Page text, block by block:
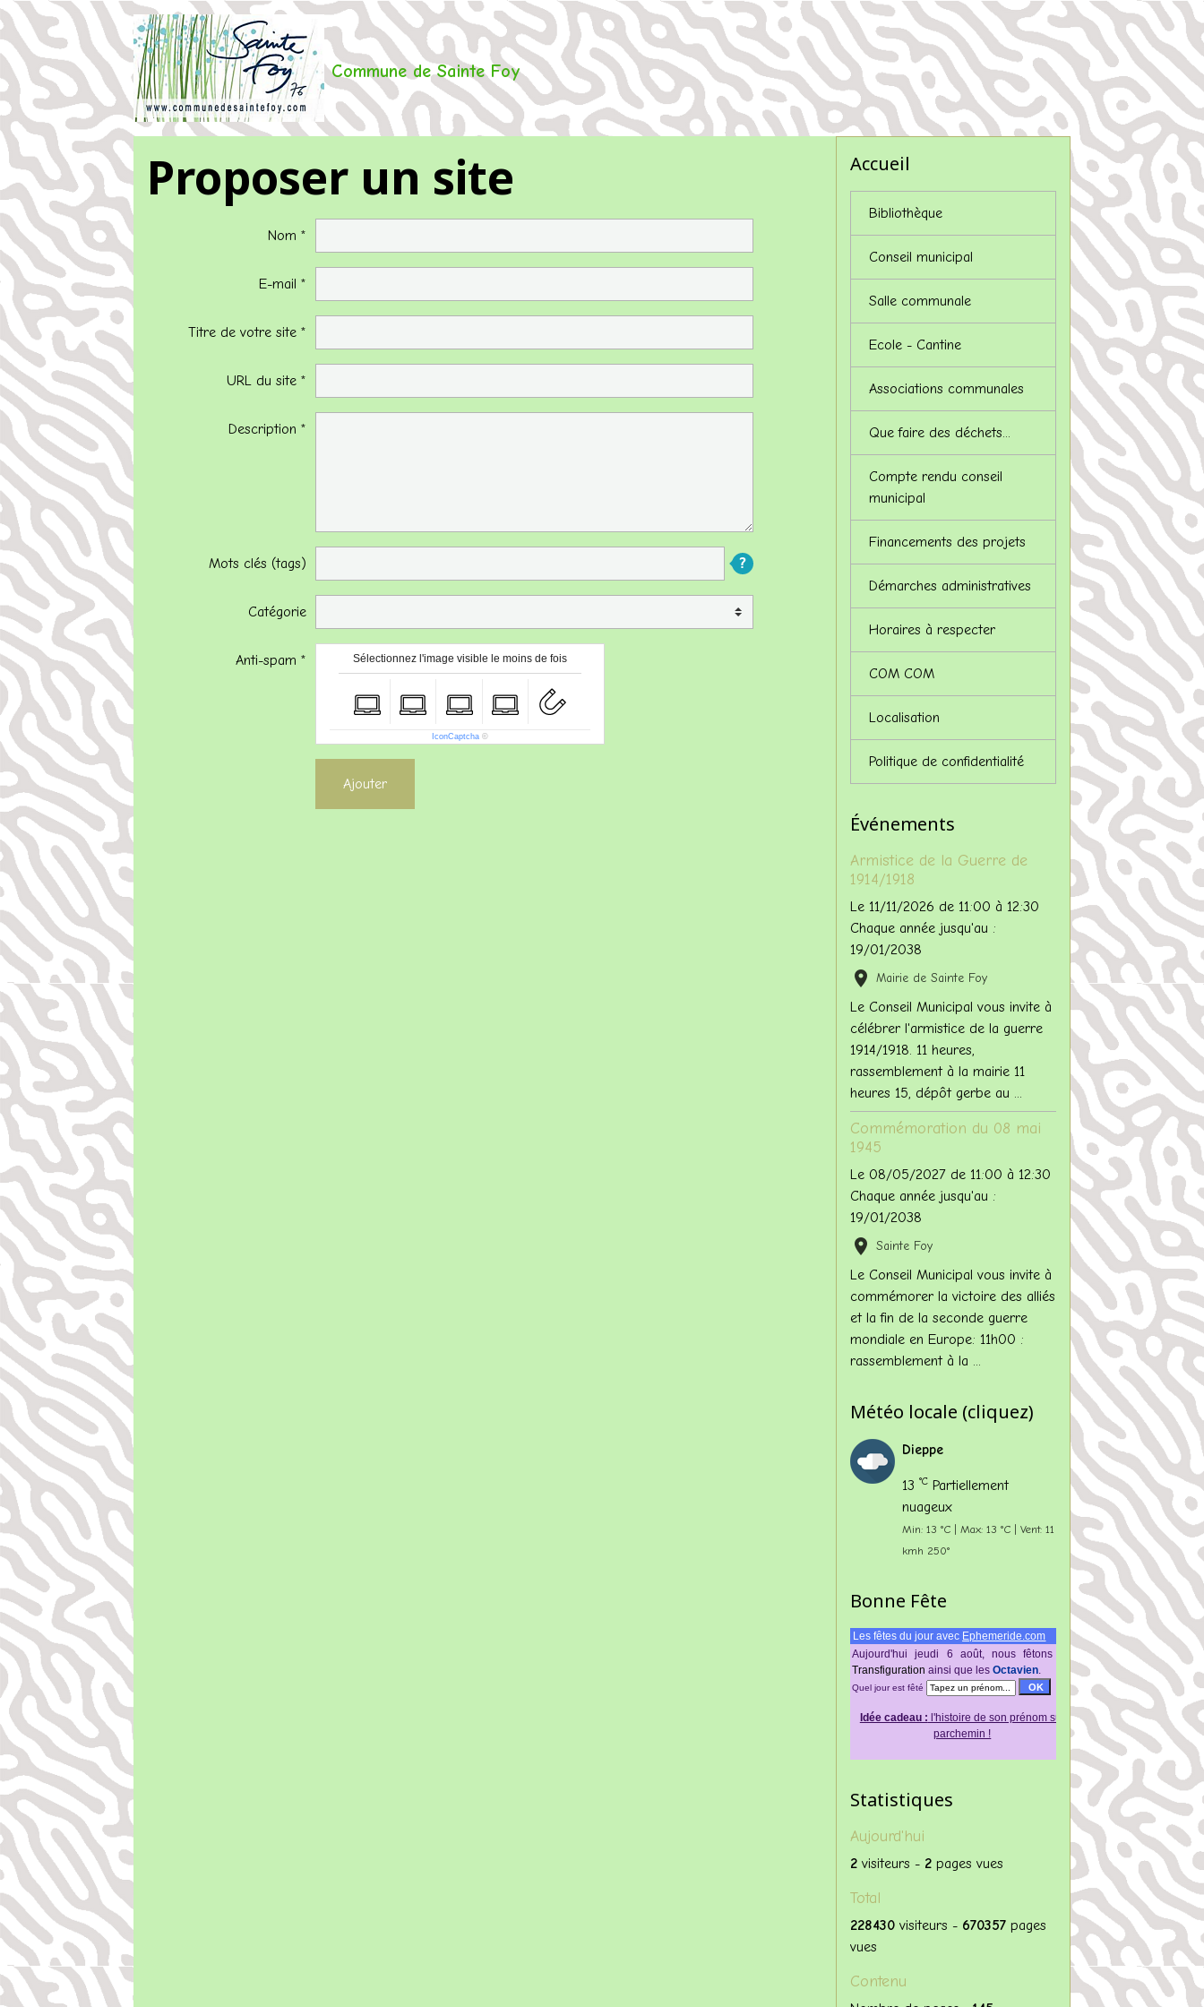
Commune de Sainte Foy
Proposer un site
Nom
E-mail
Titre de votre site
URL du site
Description
Mots clés (tags)
Catégorie
Anti-spam Sélectionnez l'image visible le moins de fois
IconCaptcha©
Ajouter
Accueil
Bibliothèque
Conseil municipal
Salle communale
Ecole - Cantine
Associations communales
Que faire des déchets...
Compte rendu conseil
municipal
Financements des projets
Démarches administratives
Horaires à respecter
COM COM
Localisation
Politique de confidentialité
Événements
Armistice de la Guerre de
1914/1918
Le 11/11/2026 de 11:00 à 12:30
Chaque année jusqu'au :
19/01/2038
Mairie de Sainte Foy
Le Conseil Municipal vous invite à
célébrer l'armistice de la guerre
1914/1918. 11 heures,
rassemblement à la mairie 11
heures 15, dépôt gerbe au ...
Commémoration du 08 mai
1945
Le 08/05/2027 de 11:00 à 12:30
Chaque année jusqu'au :
19/01/2038
Sainte Foy
Le Conseil Municipal vous invite à
commémorer la victoire des alliés
et la fin de la seconde guerre
mondiale en Europe: 11h00 :
rassemblement à la ...
Météo locale (cliquez)
Dieppe
13 °C Partiellement
nuageux
Min: 13 °C | Max: 13 °C | Vent: 11
kmh 250°
Bonne Fête
Les fêtes du jour avec Ephemeride.com
Aujourd'hui jeudi 6 août, nous fêtons
Transfigurаtiοn аinsi quе lеsOctavien.
Quel jour est fêté
Idée cadeau : l'histoire de son prénom sur
parchemin !
Statistiques
Aujourd'hui
2 visiteurs - 2 pages vues
Total
228430 visiteurs - 670357 pages
vues
Contenu